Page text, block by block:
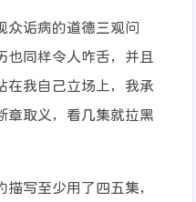
众诟病的道德三观问
也同样令人咋舌，并且
在我自己立场上，我承
章取义，看几集就拉黑
写至少用了四五集，